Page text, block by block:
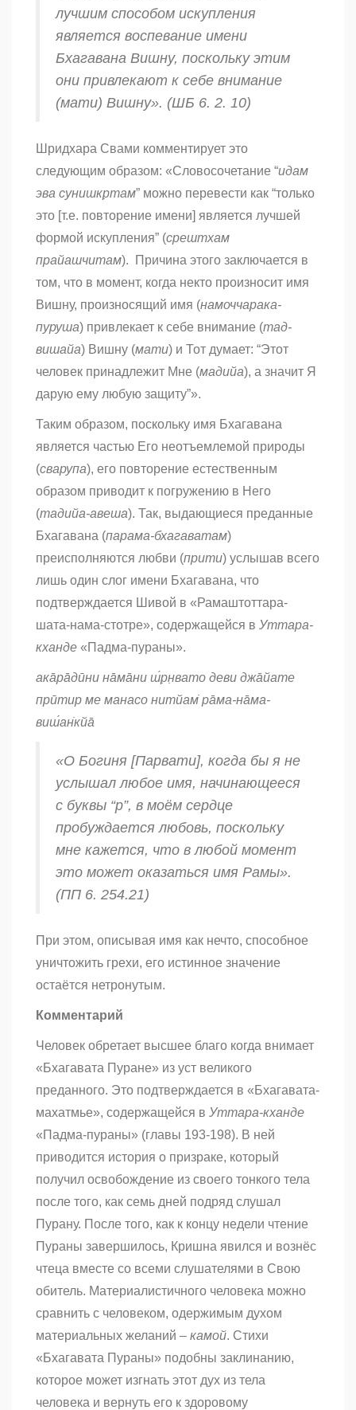
лучшим способом искупления
является воспевание имени
Бхагавана Вишну, поскольку этим
они привлекают к себе внимание
(мати) Вишну». (ШБ 6. 2. 10)
Шридхара Свами комментирует это
следующим образом: «Словосочетание “идам
эва сунишкр̣там” можно перевести как “только
это [т.е. повторение имени] является лучшей
формой искупления” (срештхам
прайашчитам). Причина этого заключается в
том, что в момент, когда некто произносит имя
Вишну, произносящий имя (намоччарака-
пуруша) привлекает к себе внимание (тад-
вишайа) Вишну (мати) и Тот думает: “Этот
человек принадлежит Мне (мадийа), а значит Я
дарую ему любую защиту”».
Таким образом, поскольку имя Бхагавана
является частью Его неотъемлемой природы
(сварупа), его повторение естественным
образом приводит к погружению в Него
(тадийа-авеша). Так, выдающиеся преданные
Бхагавана (парама-бхагаватам)
преисполняются любви (прити) услышав всего
лишь один слог имени Бхагавана, что
подтверждается Шивой в «Рамаштоттара-
шата-нама-стотре», содержащейся в Уттара-
кханде «Падма-пураны».
ака̄ра̄дӣни на̄ма̄ни ш́р̣н̣вато деви джа̄йате
прӣтир ме манасо нитйам̇ ра̄ма-на̄ма-
виш́ан̇кйа̄
«О Богиня [Парвати], когда бы я не
услышал любое имя, начинающееся
с буквы “р”, в моём сердце
пробуждается любовь, поскольку
мне кажется, что в любой момент
это может оказаться имя Рамы».
(ПП 6. 254.21)
При этом, описывая имя как нечто, способное
уничтожить грехи, его истинное значение
остаётся нетронутым.
Комментарий
Человек обретает высшее благо когда внимает
«Бхагавата Пуране» из уст великого
преданного. Это подтверждается в «Бхагавата-
махатмье», содержащейся в Уттара-кханде
«Падма-пураны» (главы 193-198). В ней
приводится история о призраке, который
получил освобождение из своего тонкого тела
после того, как семь дней подряд слушал
Пурану. После того, как к концу недели чтение
Пураны завершилось, Кришна явился и вознёс
чтеца вместе со всеми слушателями в Свою
обитель. Материалистичного человека можно
сравнить с человеком, одержимым духом
материальных желаний – камой. Стихи
«Бхагавата Пураны» подобны заклинанию,
которое может изгнать этот дух из тела
человека и вернуть его к здоровому